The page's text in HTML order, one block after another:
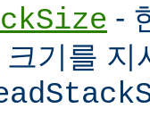
-
기를 지